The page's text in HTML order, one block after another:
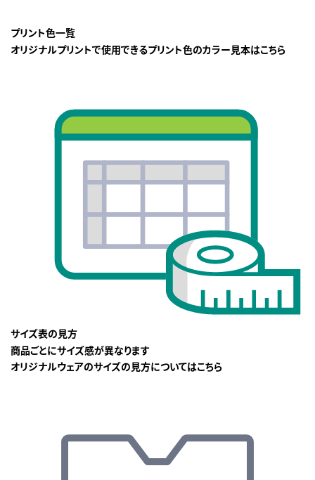
プリント色一覧
オリジナルプリントで使用できるプリント色のカラー見本はこちら
サイズ表の見方
商品ごとにサイズ感が異なります
オリジナルウェアのサイズの見方についてはこちら